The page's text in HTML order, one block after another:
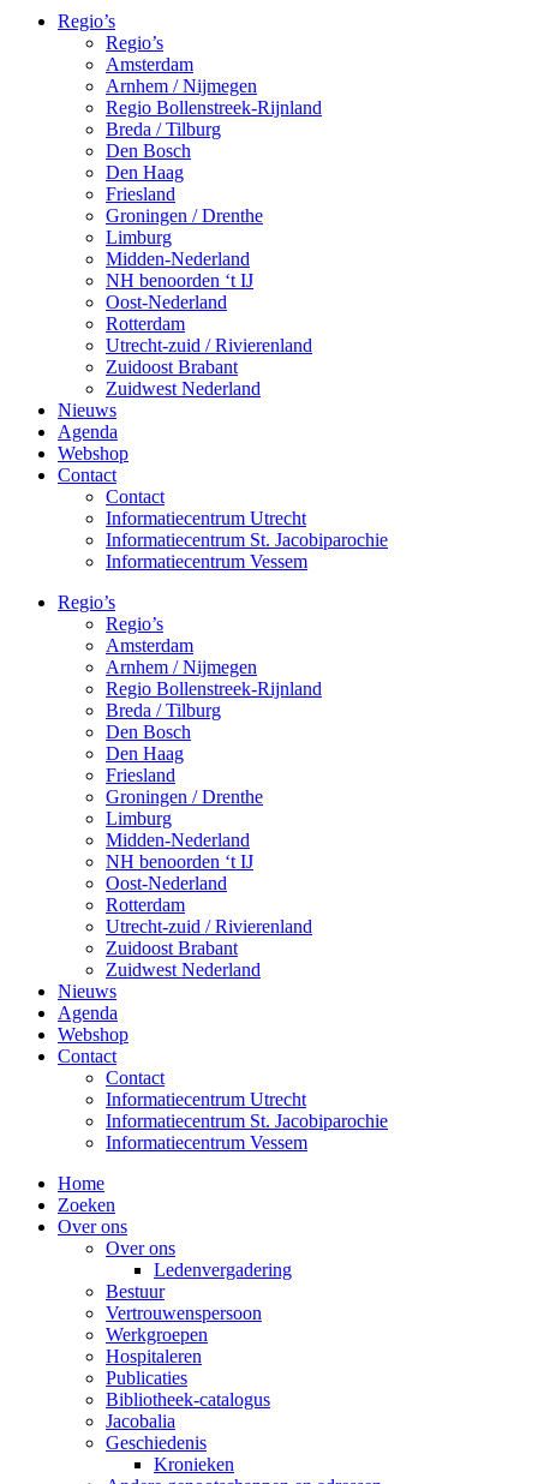
Regio’s
Regio’s
Amsterdam
Arnhem / Nijmegen
Regio Bollenstreek-Rijnland
Breda / Tilburg
Den Bosch
Den Haag
Friesland
Groningen / Drenthe
Limburg
Midden-Nederland
NH benoorden ‘t IJ
Oost-Nederland
Rotterdam
Utrecht-zuid / Rivierenland
Zuidoost Brabant
Zuidwest Nederland
Nieuws
Agenda
Webshop
Contact
Contact
Informatiecentrum Utrecht
Informatiecentrum St. Jacobiparochie
Informatiecentrum Vessem
Regio’s
Regio’s
Amsterdam
Arnhem / Nijmegen
Regio Bollenstreek-Rijnland
Breda / Tilburg
Den Bosch
Den Haag
Friesland
Groningen / Drenthe
Limburg
Midden-Nederland
NH benoorden ‘t IJ
Oost-Nederland
Rotterdam
Utrecht-zuid / Rivierenland
Zuidoost Brabant
Zuidwest Nederland
Nieuws
Agenda
Webshop
Contact
Contact
Informatiecentrum Utrecht
Informatiecentrum St. Jacobiparochie
Informatiecentrum Vessem
Home
Zoeken
Over ons
Over ons
Ledenvergadering
Bestuur
Vertrouwenspersoon
Werkgroepen
Hospitaleren
Publicaties
Bibliotheek-catalogus
Jacobalia
Geschiedenis
Kronieken